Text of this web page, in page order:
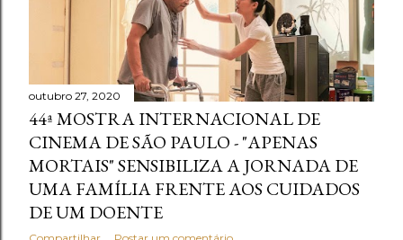
outubro 27, 2020
44ª MOSTRA INTERNACIONAL DE
CINEMA DE SÃO PAULO - "APENAS
MORTAIS" SENSIBILIZA A JORNADA DE
UMA FAMÍLIA FRENTE AOS CUIDADOS
DE UM DOENTE